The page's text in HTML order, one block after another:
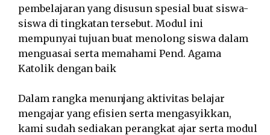
pembelajaran yang disusun spesial buat siswa-
siswa di tingkatan tersebut. Modul ini
mempunyai tujuan buat menolong siswa dalam
menguasai serta memahami Pend. Agama
Katolik dengan baik
Dalam rangka menunjang aktivitas belajar
mengajar yang efisien serta mengasyikkan,
kami sudah sediakan perangkat ajar serta modul